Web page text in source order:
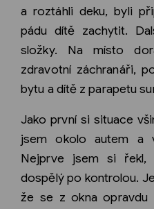
a roztáhli deku, byli
pádu dítě zachytit.
složky. Na místo
zdravotní záchranáři,
bytu a dítě z parapetu
Jako první si situace
jsem okolo autem a
Nejprve jsem si
dospělý po kontrolou.
že se z okna opravdu